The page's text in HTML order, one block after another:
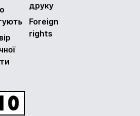
друку
Foreign
rights